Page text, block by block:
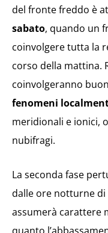
del fronte freddo è
sabato, quando un
coinvolgere tutta la
corso della mattina.
coinvolgeranno
fenomeni
meridionali e ionici,
nubifragi.
La seconda fase
dalle ore notturne di
assumerà carattere